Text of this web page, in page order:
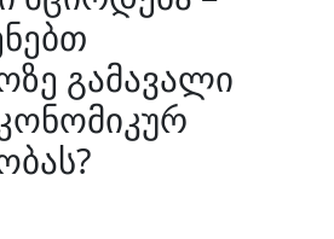
გამავალი